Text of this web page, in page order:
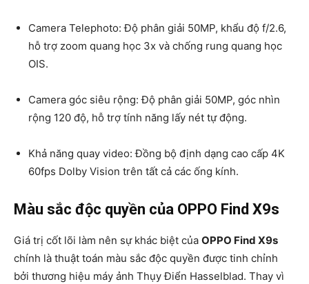
Camera Telephoto: Độ phân giải 50MP, khẩu độ f/2.6,
hỗ trợ zoom quang học 3x và chống rung quang học
OIS.
Camera góc siêu rộng: Độ phân giải 50MP, góc nhìn
rộng 120 độ, hỗ trợ tính năng lấy nét tự động.
Khả năng quay video: Đồng bộ định dạng cao cấp 4K
60fps Dolby Vision trên tất cả các ống kính.
Màu sắc độc quyền của OPPO Find X9s
Giá trị cốt lõi làm nên sự khác biệt của OPPO Find X9s
chính là thuật toán màu sắc độc quyền được tinh chỉnh
bởi thương hiệu máy ảnh Thụy Điển Hasselblad. Thay vì